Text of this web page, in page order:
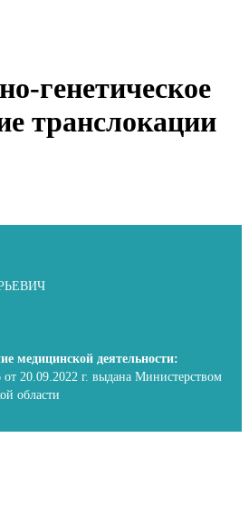
генетическое
транслокации
медицинской деятельности:
20.09.2022 г. выдана Министерством
области